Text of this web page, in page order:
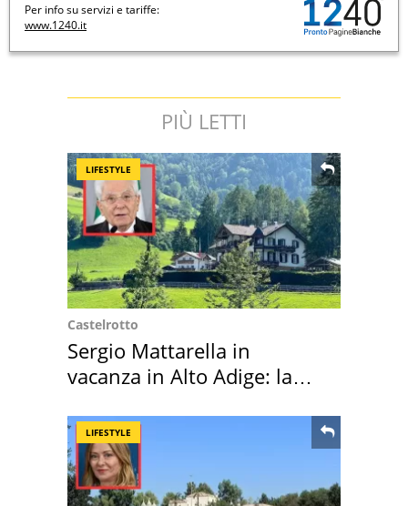
Per info su servizi e tariffe:
www.1240.it
PIÙ LETTI
LIFESTYLE
Castelrotto
Sergio Mattarella in
vacanza in Alto Adige: la
LIFESTYLE